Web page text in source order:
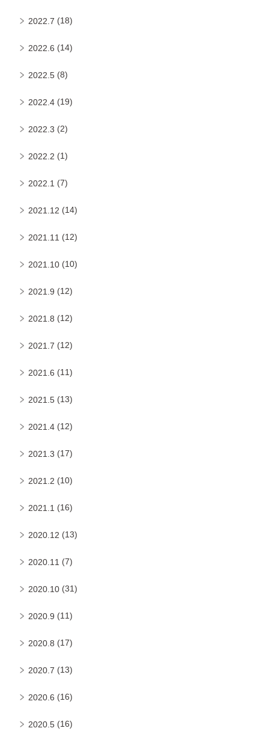
2022.7 (18)
2022.6 (14)
2022.5 (8)
2022.4 (19)
2022.3 (2)
2022.2 (1)
2022.1 (7)
2021.12 (14)
2021.11 (12)
2021.10 (10)
2021.9 (12)
2021.8 (12)
2021.7 (12)
2021.6 (11)
2021.5 (13)
2021.4 (12)
2021.3 (17)
2021.2 (10)
2021.1 (16)
2020.12 (13)
2020.11 (7)
2020.10 (31)
2020.9 (11)
2020.8 (17)
2020.7 (13)
2020.6 (16)
2020.5 (16)